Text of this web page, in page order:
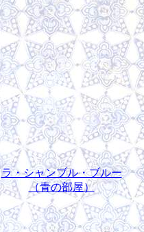
ラ・シャンブル・ブルー
（青の部屋）